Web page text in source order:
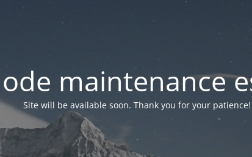
maintenance
Site will be available soon. Thank you for your patience!